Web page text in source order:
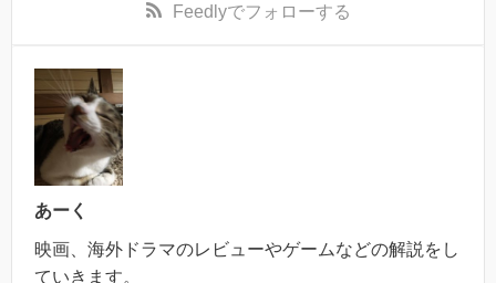
Feedlyでフォローする
あーく
映画、海外ドラマのレビューやゲームなどの解説をし
ていきます。